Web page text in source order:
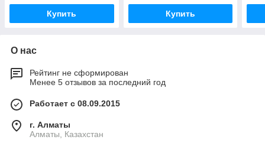
Купить Купить
О нас
Рейтинг не сформирован
Менее 5 отзывов за последний год
Работает с 08.09.2015
г. Алматы
Алматы, Казахстан